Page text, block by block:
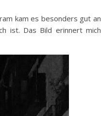
kam es besonders gut an
ist. Das Bild erinnert mich